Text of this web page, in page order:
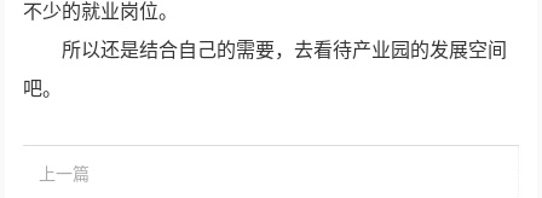
不少的就业岗位。
所以还是结合自己的需要，去看待产业园的发展空间
吧。
上一篇